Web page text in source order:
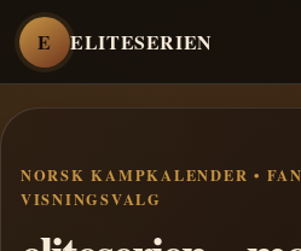
E ELITESERIEN
NORSK KAMPKALENDER •
VISNINGSVALG